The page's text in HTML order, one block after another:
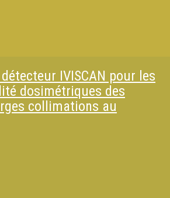
IVISCAN pour les
dosimétriques des
collimations au